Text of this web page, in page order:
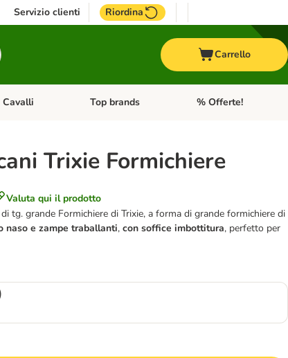
Servizio clienti Riordina
Carrello
Menu Categoria: Acquaristica
Cavalli Apri Menu Categoria: Cavalli
Top brands Apri Menu Categoria:
% Offerte!
Trixie Formichiere
Valuta qui il prodotto
tg. grande Formichiere di Trixie, a forma di grande formichiere di
naso e zampe traballanti,con soffice imbottitura, perfetto per